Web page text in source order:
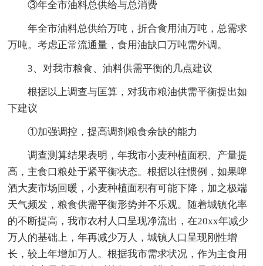
③年全市油料总供给与总消费
年全市油料总供给万吨，折合食用油万吨，总需求
万吨。考虑正常流通量，食用油缺口万吨需外调。
3、对我市粮食、油料供需平衡的几点建议
根据以上调查与匡算，对我市粮油供需平衡提出如
下建议
①加强调控，提高调剂粮食余缺的能力
调查测算结果表明，年我市小麦种植面积、产量提
高，主食口粮处于紧平衡状态。根据以往惯例，如果啤
酒大麦市场回暖，小麦种植面积有可能下降，加之极端
天气频发，粮食供需平衡形势并不乐观。随着城镇化率
的不断提高，我市农村人口呈现净流出，在20xx年减少
万人的基础上，年再减少万人，城镇人口呈现刚性增
长，较上年增加万人。根据我市需求状况，作为主食用